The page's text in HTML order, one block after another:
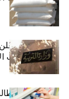
وزارة التربية
لمناظرة انتداب
اتحاد الشغل